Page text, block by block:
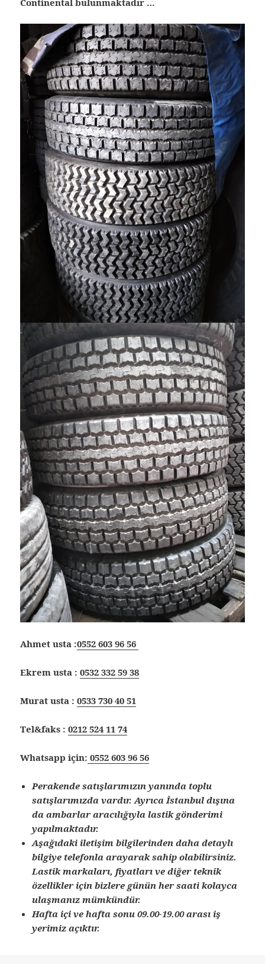
Ahmet usta :0552 603 96 56
Ekrem usta :0532 332 59 38
Murat usta :0533 730 40 51
Tel&faks :0212 524 11 74
Whatsapp için: 0552 603 96 56
Perakende satışlarımızın yanında toplu
satışlarımızda vardır. Ayrıca İstanbul dışına
da ambarlar aracılığıyla lastik gönderimi
yapılmaktadır.
Aşağıdaki iletişim bilgilerinden daha detaylı
bilgiye telefonla arayarak sahip olabilirsiniz.
Lastik markaları, fiyatları ve diğer teknik
özellikler için bizlere günün her saati kolayca
ulaşmanız mümkündür.
Hafta içi ve hafta sonu 09.00-19.00 arası iş
yerimiz açıktır.